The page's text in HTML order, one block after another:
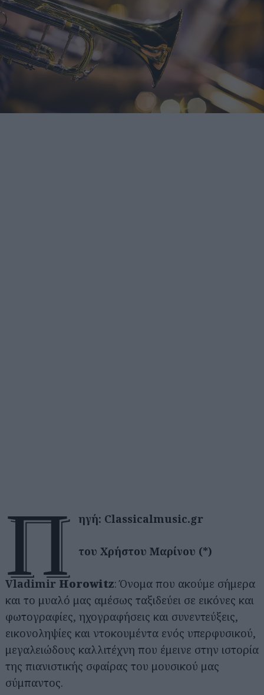
π ηγή: Classicalmusic.gr
του Χρήστου Μαρίνου (*)
Vladimir Horowitz: Όνομα που ακούμε σήμερα
και το μυαλό μας αμέσως ταξιδεύει σε εικόνες και
φωτογραφίες, ηχογραφήσεις και συνεντεύξεις,
εικονοληψίες και ντοκουμέντα ενός υπερφυσικού,
μεγαλειώδους καλλιτέχνη που έμεινε στην ιστορία
της πιανιστικής σφαίρας του μουσικού μας
σύμπαντος.